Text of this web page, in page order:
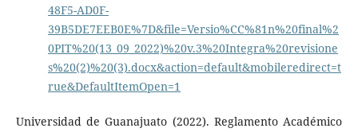
48F5-AD0F-
39B5DE7EEB0E%7D&file=Versio%CC%81n%20final%2
0PIT%20(13_09_2022)%20v.3%20Integra%20revisione
s%20(2)%20(3).docx&action=default&mobileredirect=t
rue&DefaultItemOpen=1
Universidad de Guanajuato (2022). Reglamento Académico